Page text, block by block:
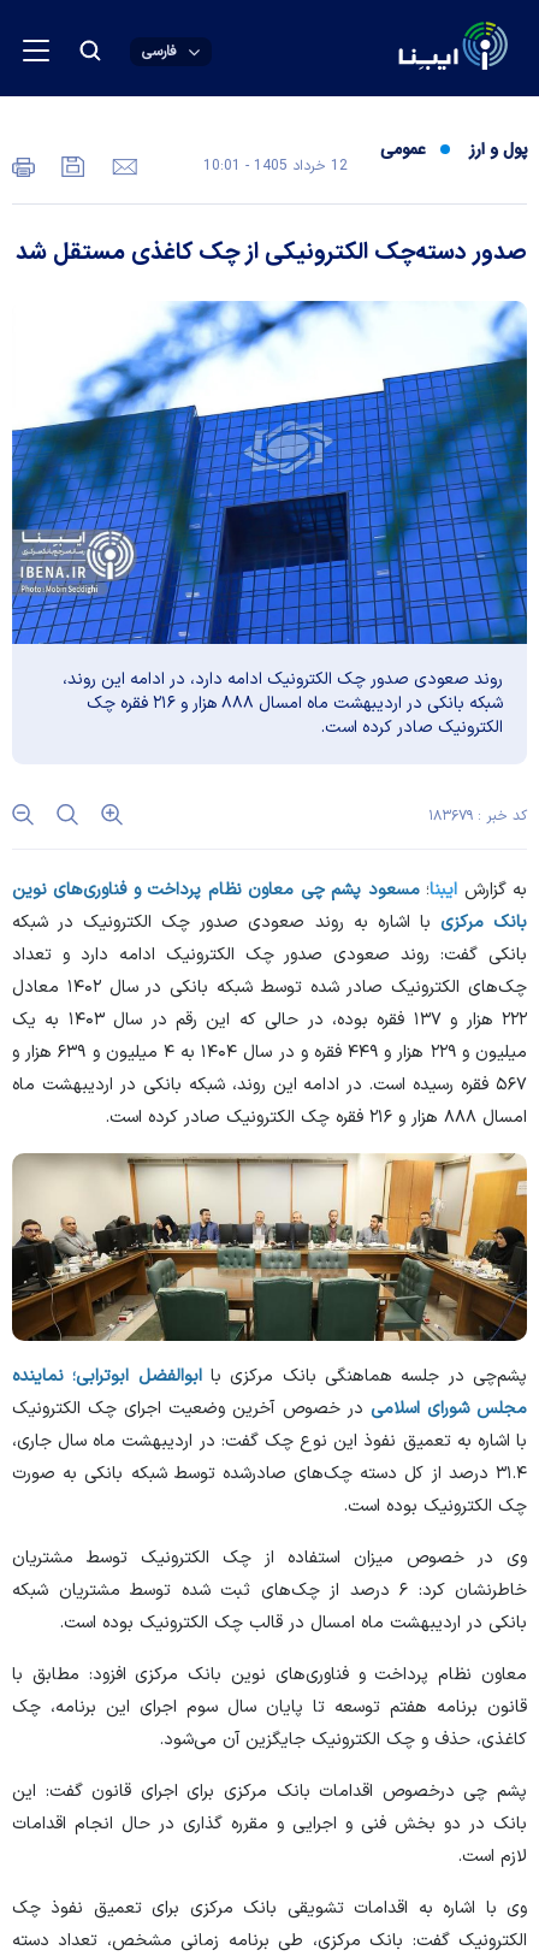
فارسی
پول و ارز عمومی
12 خرداد 1405 - 10:01
صدور دسته‌چک الکترونیکی از چک کاغذی مستقل شد
روند صعودی صدور چک الکترونیک ادامه دارد، در ادامه این روند،
شبکه بانکی در اردیبهشت ماه امسال ۸۸۸ هزار و ۲۱۶ فقره چک
الکترونیک صادر کرده است.
کد خبر : ۱۸۳۶۷۹
به گزارش ایبنا؛مسعود پشم چی معاون نظام پرداخت و فناوری‌های نوین
بانک مرکزی با اشاره به روند صعودی صدور چک الکترونیک در شبکه
بانکی گفت: روند صعودی صدور چک الکترونیک ادامه دارد و تعداد
چک‌های الکترونیک صادر شده توسط شبکه بانکی در سال ۱۴۰۲ معادل
۲۲۲ هزار و ۱۳۷ فقره بوده، در حالی که این رقم در سال ۱۴۰۳ به یک
میلیون و ۲۲۹ هزار و ۴۴۹ فقره و در سال ۱۴۰۴ به ۴ میلیون و ۶۳۹ هزار و
۵۶۷ فقره رسیده است. در ادامه این روند، شبکه بانکی در اردیبهشت ماه
امسال ۸۸۸ هزار و ۲۱۶ فقره چک الکترونیک صادر کرده است.
پشم‌چی در جلسه هماهنگی بانک مرکزی باابوالفضل ابوترابی؛ نماینده
مجلس شورای اسلامی در خصوص آخرین وضعیت اجرای چک الکترونیک
با اشاره به تعمیق نفوذ این نوع چک گفت: در اردیبهشت ماه سال جاری،
۳۱.۴ درصد از کل دسته چک‌های صادرشده توسط شبکه بانکی به صورت
چک الکترونیک بوده است.
وی در خصوص میزان استفاده از چک الکترونیک توسط مشتریان
خاطرنشان کرد: ۶ درصد از چک‌های ثبت شده توسط مشتریان شبکه
بانکی در اردیبهشت ماه امسال در قالب چک الکترونیک بوده است.
معاون نظام پرداخت و فناوری‌های نوین بانک مرکزی افزود: مطابق با
قانون برنامه هفتم توسعه تا پایان سال سوم اجرای این برنامه، چک
کاغذی، حذف و چک الکترونیک جایگزین آن می‌شود.
پشم چی درخصوص اقدامات بانک مرکزی برای اجرای قانون گفت: این
بانک در دو بخش فنی و اجرایی و مقرره گذاری در حال انجام اقدامات
لازم است.
وی با اشاره به اقدامات تشویقی بانک مرکزی برای تعمیق نفوذ چک
الکترونیک گفت: بانک مرکزی، طی برنامه زمانی مشخص، تعداد دسته